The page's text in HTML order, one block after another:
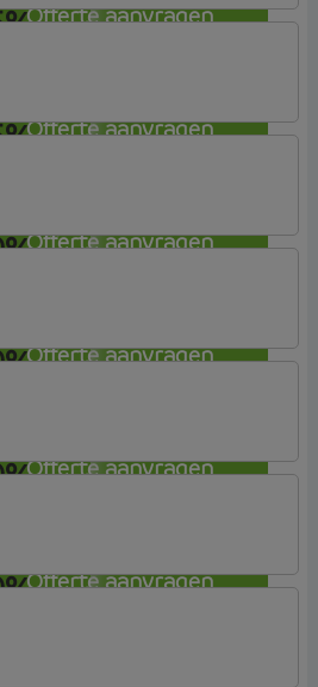
Offerte aanvragen
Offerte aanvragen
Offerte aanvragen
Korting)
Offerte aanvragen
Offerte aanvragen
Offerte aanvragen